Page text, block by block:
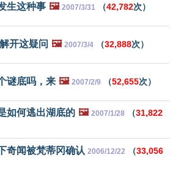
生这种事 🖼️ 2007/3/31 （42,782次）
开这疑问 🖼️ 2007/3/4 （32,888次）
谜底吗，来 🖼️ 2007/2/9 （52,655次）
如何逃出湖底的 🖼️ 2007/1/28 （31,822
奇闻被梵蒂冈确认 2006/12/22 （33,056